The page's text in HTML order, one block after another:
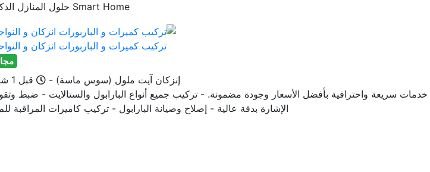
Smart Home حلول المنازل الذكية
تركيب كميرات و الباربورات انزكان و
إنزكان آيت ملول (سوس ماسة) -
قبل 1 شهر
سريعة واحترافية بأفضل الأسعار وجودة مضمونة. - تركيب جميع أنواع البارابول والستالايت - ضبط
الإشارة بدقة عالية - إصلاح وصيانة البارابول - تركيب كاميرات المراقبة